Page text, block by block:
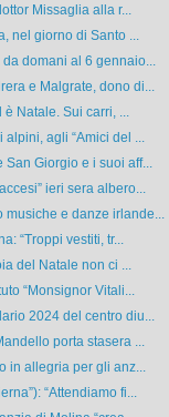
Missaglia alla r...
nel giorno di Santo ...
domani al 6 gennaio...
e Malgrate, dono di...
Natale. Sui carri, ...
agli “Amici del ...
Giorgio e i suoi aff...
ieri sera albero...
e danze irlande...
“Troppi vestiti, tr...
del Natale non ci ...
“Monsignor Vitali...
2024 del centro diu...
porta stasera ...
in allegria per gli anz...
“Attendiamo fi...